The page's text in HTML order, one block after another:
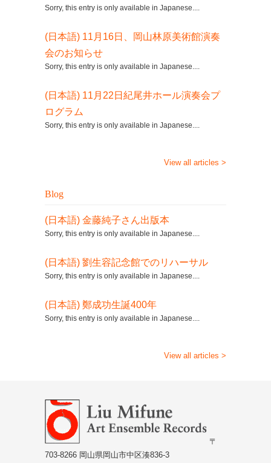
Sorry, this entry is only available in Japanese....
(日本語) 11月16日、岡山林原美術館演奏
会のお知らせ
Sorry, this entry is only available in Japanese....
(日本語) 11月22日紀尾井ホール演奏会プ
ログラム
Sorry, this entry is only available in Japanese....
View all articles >
Blog
(日本語) 金藤純子さん出版本
Sorry, this entry is only available in Japanese....
(日本語) 劉生容記念館でのリハーサル
Sorry, this entry is only available in Japanese....
(日本語) 鄭成功生誕400年
Sorry, this entry is only available in Japanese....
View all articles >
〒
703-8266 岡山県岡山市中区湊836-3